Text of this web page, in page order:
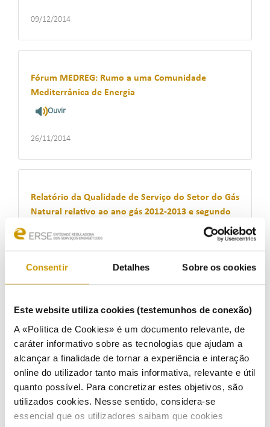
Consentir Detalhes Sobre os cookies
Este website utiliza cookies (testemunhos de conexão)
A «Política de Cookies» é um documento relevante, de
caráter informativo sobre as tecnologias que ajudam a
alcançar a finalidade de tornar a experiência e interação
online do utilizador tanto mais informativa, relevante e útil
quanto possível. Para concretizar estes objetivos, são
utilizados cookies. Nesse sentido, considera-se
essencial que os utilizadores saibam que cookies
09/12/2014
Fórum MEDREG: Rumo a uma Comunidade
Mediterrânica de Energia
Ouvir
26/11/2014
Relatório da Qualidade de Serviço do Setor do Gás
Natural relativo ao ano gás 2012-2013 e segundo
18/11/2014
Proposta de Tarifas e Preços para a Energia
Elétrica em 2015
Ouvir
15/10/2014